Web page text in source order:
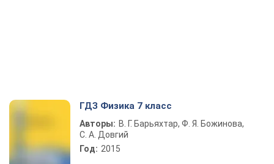
ГДЗ Физика 7 класс
Авторы: В. Г. Барьяхтар, Ф. Я. Божинова,
С. А. Довгий
Год: 2015